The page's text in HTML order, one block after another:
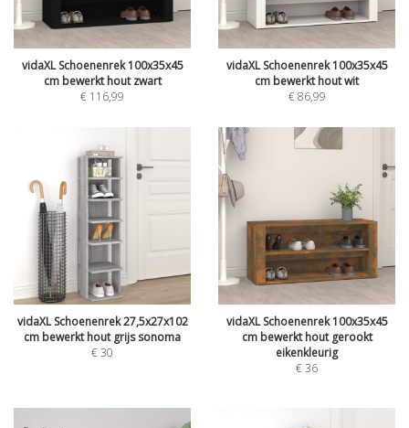
vidaXL Schoenenrek 100x35x45
cm bewerkt hout zwart
€ 116,99
vidaXL Schoenenrek 100x35x45
cm bewerkt hout wit
€86,99
vidaXL Schoenenrek 27,5x27x102
cm bewerkt hout grijs sonoma
€30
vidaXL Schoenenrek 100x35x45
cm bewerkt hout gerookt
eikenkleurig
€36